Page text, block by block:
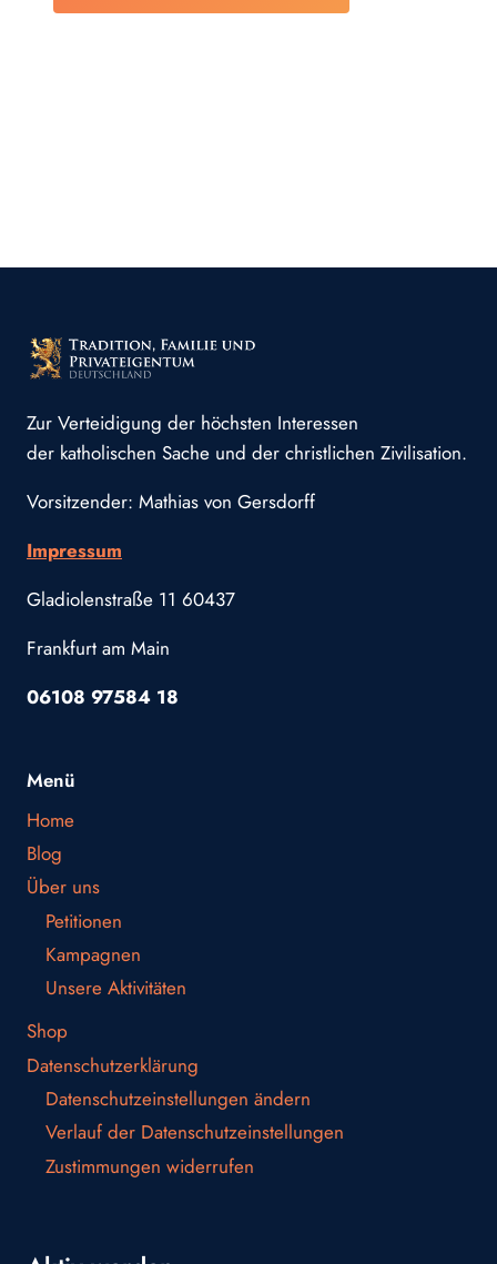
Zur Verteidigung der höchsten Interessen
der katholischen Sache und der christlichen Zivilisation.
Vorsitzender: Mathias von Gersdorff
Impressum
Gladiolenstraße 11 60437
Frankfurt am Main
06108 97584 18
Menü
Home
Blog
Über uns
Petitionen
Kampagnen
Unsere Aktivitäten
Shop
Datenschutzerklärung
Datenschutzeinstellungen ändern
Verlauf der Datenschutzeinstellungen
Zustimmungen widerrufen